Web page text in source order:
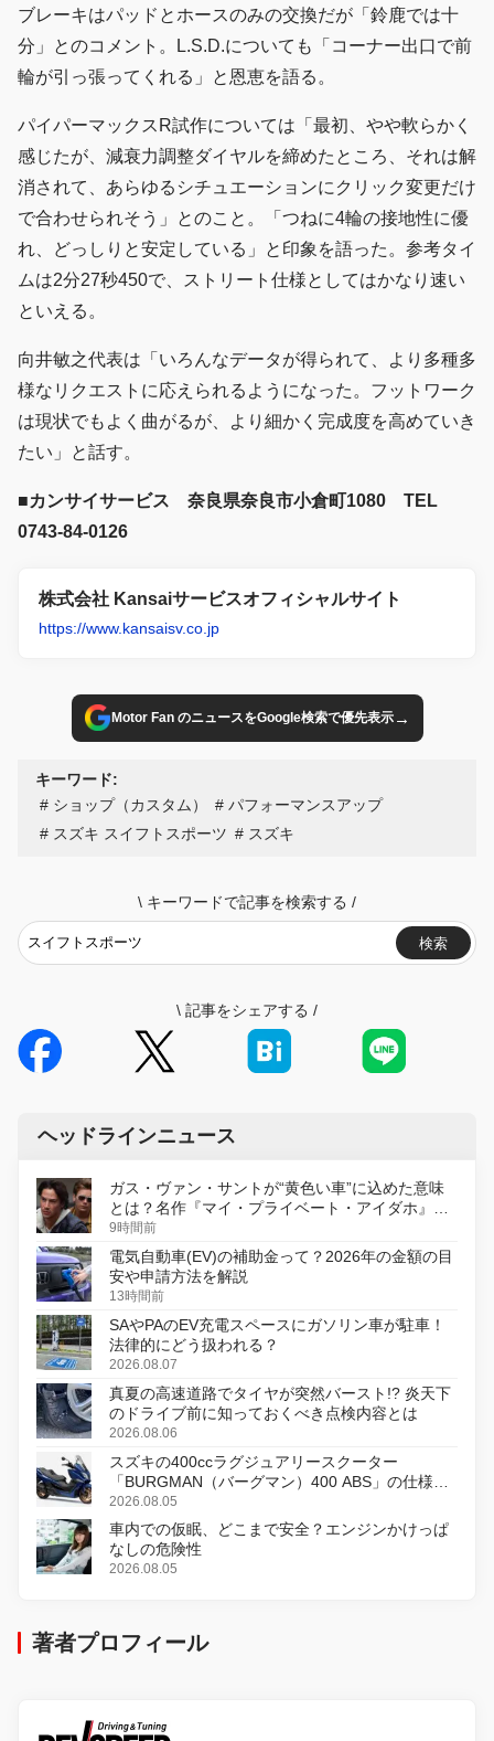
ブレーキはパッドとホースのみの交換だが「鈴鹿では十
分」とのコメント。L.S.D.についても「コーナー出口で前
輪が引っ張ってくれる」と恩恵を語る。
パイパーマックスR試作については「最初、やや軟らかく
感じたが、減衰力調整ダイヤルを締めたところ、それは解
消されて、あらゆるシチュエーションにクリック変更だけ
で合わせられそう」とのこと。「つねに4輪の接地性に優
れ、どっしりと安定している」と印象を語った。参考タイ
ムは2分27秒450で、ストリート仕様としてはかなり速い
といえる。
向井敏之代表は「いろんなデータが得られて、より多種多
様なリクエストに応えられるようになった。フットワーク
は現状でもよく曲がるが、より細かく完成度を高めていき
たい」と話す。
■カンサイサービス 奈良県奈良市小倉町1080 TEL
0743-84-0126
株式会社 Kansaiサービスオフィシャルサイト
https://www.kansaisv.co.jp
Motor Fan のニュースをGoogle検索で優先表示→
キーワード:
ショップ（カスタム）
パフォーマンスアップ
スズキ スイフトスポーツ
スズキ
\ キーワードで記事を検索する /
検索
\ 記事をシェアする /
ヘッドラインニュース
ガス・ヴァン・サントが“黄色い車”に込めた意味
とは？名作『マイ・プライベート・アイダホ』が
初のデジタルリマスター版で復活
9時間前
電気自動車(EV)の補助金って？2026年の金額の目
安や申請方法を解説
13時間前
SAやPAのEV充電スペースにガソリン車が駐車！
法律的にどう扱われる？
2026.08.07
真夏の高速道路でタイヤが突然バースト!? 炎天下
のドライブ前に知っておくべき点検内容とは
2026.08.06
スズキの400ccラグジュアリースクーター
「BURGMAN（バーグマン）400 ABS」の仕様を
変更し、8月18日に発売
2026.08.05
車内での仮眠、どこまで安全？エンジンかけっぱ
なしの危険性
2026.08.05
著者プロフィール